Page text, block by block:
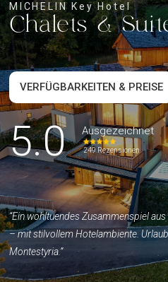
MICHELIN Key Hotel
Chalets &
VERFÜGBARKEITEN & PREISE
5.0
“Ein wohltuendes Zusammenspiel
– mit stilvollem Hotelambiente.
Montestyria.”
249 Rezensionen
Ausgezeichnet